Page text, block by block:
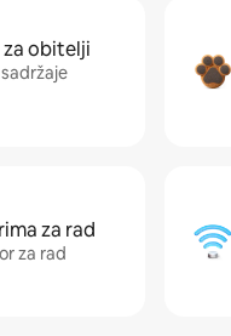
obitelji
za rad
za rad